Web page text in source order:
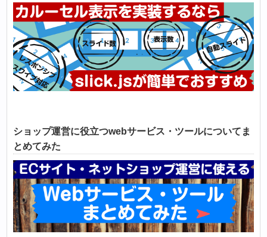
ショップ運営に役立つwebサービス・ツールについてま
とめてみた